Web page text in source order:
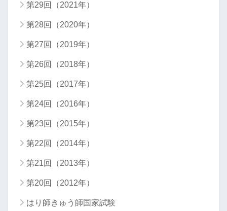
第29回（2021年）
第28回（2020年）
第27回（2019年）
第26回（2018年）
第25回（2017年）
第24回（2016年）
第23回（2015年）
第22回（2014年）
第21回（2013年）
第20回（2012年）
はり師きゅう師国家試験